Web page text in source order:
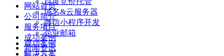
域名&云服务器
微信小程序开发
企业邮箱
成功案例
解决方案
网站首页
公司简介
服务项目
成功案例
新闻资讯